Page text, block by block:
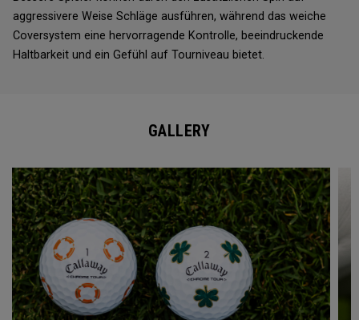
aggressivere Weise Schläge ausführen, während das weiche
Coversystem eine hervorragende Kontrolle, beeindruckende
Haltbarkeit und ein Gefühl auf Tourniveau bietet.
GALLERY